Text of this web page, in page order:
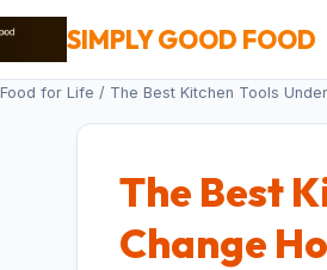
SIMPLY GOOD FOOD
Food for Life / The Best Kitchen Tools
The Best
Change